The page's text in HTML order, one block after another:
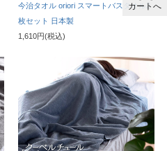
今治タオル oriori スマートバスタオル2
枚セット 日本製
1,610円(税込)
カートへ